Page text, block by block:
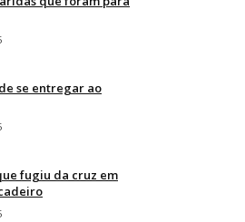
se entregar ao
fugiu da cruz em